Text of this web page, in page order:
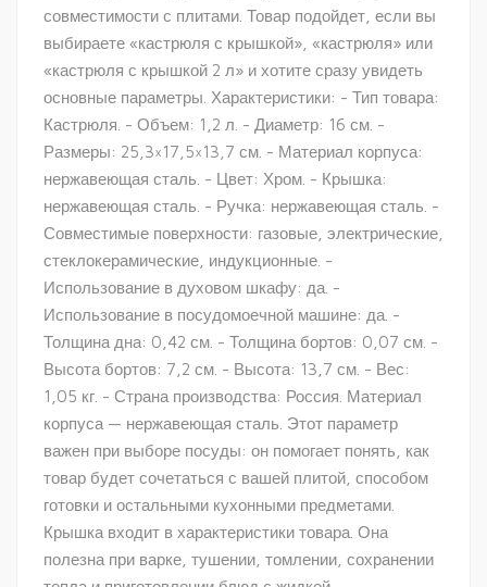
совместимости с плитами. Товар подойдет, если вы
выбираете «кастрюля с крышкой», «кастрюля» или
«кастрюля с крышкой 2 л» и хотите сразу увидеть
основные параметры. Характеристики: - Тип товара:
Кастрюля. - Объем: 1,2 л. - Диаметр: 16 см. -
Размеры: 25,3×17,5×13,7 см. - Материал корпуса:
нержавеющая сталь. - Цвет: Хром. - Крышка:
нержавеющая сталь. - Ручка: нержавеющая сталь. -
Совместимые поверхности: газовые, электрические,
стеклокерамические, индукционные. -
Использование в духовом шкафу: да. -
Использование в посудомоечной машине: да. -
Толщина дна: 0,42 см. - Толщина бортов: 0,07 см. -
Высота бортов: 7,2 см. - Высота: 13,7 см. - Вес:
1,05 кг. - Страна производства: Россия. Материал
корпуса — нержавеющая сталь. Этот параметр
важен при выборе посуды: он помогает понять, как
товар будет сочетаться с вашей плитой, способом
готовки и остальными кухонными предметами.
Крышка входит в характеристики товара. Она
полезна при варке, тушении, томлении, сохранении